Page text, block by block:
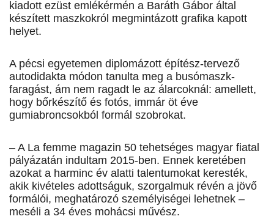
kiadott ezüst emlékérmén a Baráth Gábor által
készített maszkokról megmintázott grafika kapott
helyet.
A pécsi egyetemen diplomázott építész-tervező
autodidakta módon tanulta meg a busó­maszk­
faragást, ám nem ragadt le az álarcoknál: amellett,
hogy bőrkészítő és fotós, immár öt éve
gumiabroncsokból formál szobrokat.
– A La femme magazin 50 tehetséges magyar fiatal
pályázatán indultam 2015-ben. Ennek keretében
azokat a harminc év alatti talen­tu­mokat keresték,
akik kivételes adottságuk, szorgalmuk révén a jövő
formálói, meghatározó személyiségei lehetnek –
meséli a 34 éves mohácsi művész.